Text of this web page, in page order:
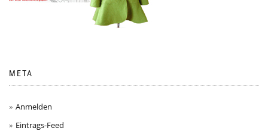
META
Anmelden
Eintrags-Feed